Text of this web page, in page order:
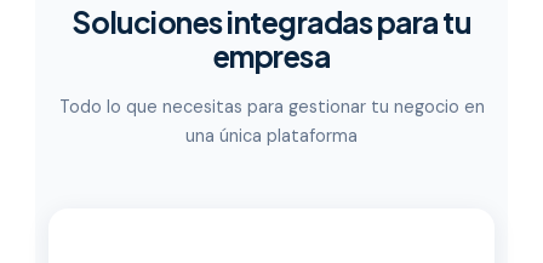
Soluciones integradas para tu
empresa
Todo lo que necesitas para gestionar tu negocio en
una única plataforma